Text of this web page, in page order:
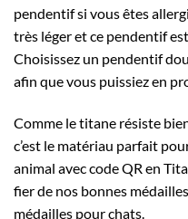
pendentif si vous êtes
très léger et ce pendentif
Choisissez un pendentif
afin que vous puissiez en
Comme le titane résiste
c’est le matériau parfait
animal avec code QR en
fier de nos bonnes
médailles pour chats.